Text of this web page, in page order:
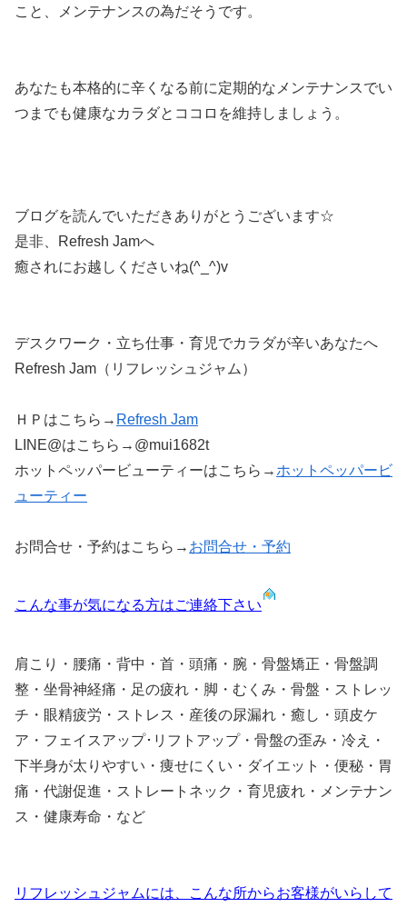
こと、メンテナンスの為だそうです。
あなたも本格的に辛くなる前に定期的なメンテナンスでい
つまでも健康なカラダとココロを維持しましょう。
ブログを読んでいただきありがとうございます☆
是非、Refresh Jamへ
癒されにお越しくださいね(^_^)v
デスクワーク・立ち仕事・育児でカラダが辛いあなたへ
Refresh Jam（リフレッシュジャム）
ＨＰはこちら→ Refresh Jam
LINE@はこちら→@mui1682t
ホットペッパービューティーはこちら→ ホットペッパービ
ューティー
お問合せ・予約はこちら→ お問合せ・予約
こんな事が気になる方はご連絡下さい
肩こり・腰痛・背中・首・頭痛・腕・骨盤矯正・骨盤調
整・坐骨神経痛・足の疲れ・脚・むくみ・骨盤・ストレッ
チ・眼精疲労・ストレス・産後の尿漏れ・癒し・頭皮ケ
ア・フェイスアップ･リフトアップ・骨盤の歪み・冷え・
下半身が太りやすい・痩せにくい・ダイエット・便秘・胃
痛・代謝促進・ストレートネック・育児疲れ・メンテナン
ス・健康寿命・など
リフレッシュジャムには、こんな所からお客様がいらして